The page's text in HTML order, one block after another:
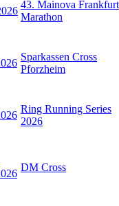
43. Mainova Frankfurt
Marathon
Sparkassen Cross
Pforzheim
Ring Running Series
2026
DM Cross